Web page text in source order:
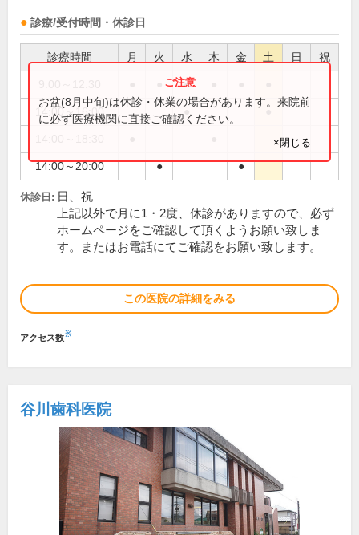
診療/受付時間・休診日
診療時間 月 火 水 木 金 土 日 祝
●
14:00～16:00 ● ●
14:00～20:00 ● ●
お盆(8月中旬)は休診・休業の場合があります。来院前
に必ず医療機関に直接ご確認ください。
×閉じる
休診日: 日、祝
上記以外で月に1・2度、休診がありますので、必ず
ホームページをご確認して頂くようお願い致しま
す。またはお電話にてご確認をお願い致します。
この医院の詳細をみる
アクセス数※
谷川歯科医院